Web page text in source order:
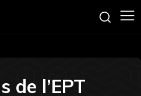
de l’EPT